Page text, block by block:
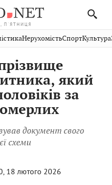
П'ЯТНИЦЯ
Публікації
Авто СловкоКультура
Кіно Дім СпортКраєзнавство
ФотоОсвітаНерухомість
Домашні
тварини
НерухомістьСпортКультура
який
за
документ свого
схеми
18 лютого 2026